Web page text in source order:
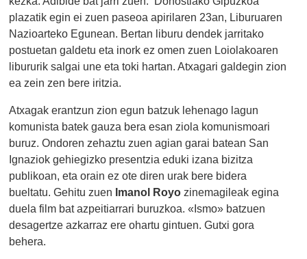
plazatik egin ei zuen paseoa apirilaren 23an, Liburuaren
Nazioarteko Egunean. Bertan liburu dendek jarritako
postuetan galdetu eta inork ez omen zuen Loiolakoaren
libururik salgai une eta toki hartan. Atxagari galdegin zion
ea zein zen bere iritzia.
Atxagak erantzun zion egun batzuk lehenago lagun
komunista batek gauza bera esan ziola komunismoari
buruz. Ondoren zehaztu zuen agian garai batean San
Ignaziok gehiegizko presentzia eduki izana bizitza
publikoan, eta orain ez ote diren urak bere bidera
bueltatu. Gehitu zuen Imanol Royo zinemagileak egina
duela film bat azpeitiarrari buruzkoa. «Ismo» batzuen
desagertze azkarraz ere ohartu gintuen. Gutxi gora
behera.